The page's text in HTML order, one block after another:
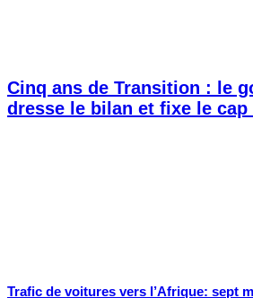
Cinq ans de Transition : le
dresse le bilan et fixe le cap
Trafic de voitures vers l’Afrique: sept